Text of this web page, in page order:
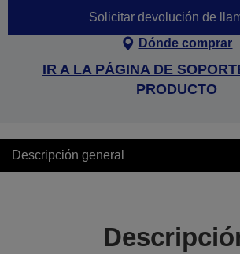
Solicitar devolución de
Dónde comprar
IR A LA PÁGINA DE
PRODUCTO
Descripción general